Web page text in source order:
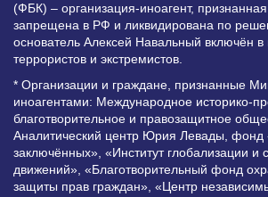
(ФБК) – организация-иноагент, признанная
запрещена в РФ и ликвидирована по
основатель Алексей Навальный включён в
террористов и экстремистов.
* Организации и граждане, признанные
иноагентами: Международное историко-
благотворительное и правозащитное
Аналитический центр Юрия Левады, фонд
заключённых», «Институт глобализации и
движений», «Благотворительный фонд
защиты прав граждан», «Центр